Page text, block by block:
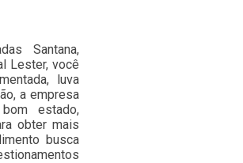
Santana,
Lester, você
luva
a empresa
estado,
obter mais
busca